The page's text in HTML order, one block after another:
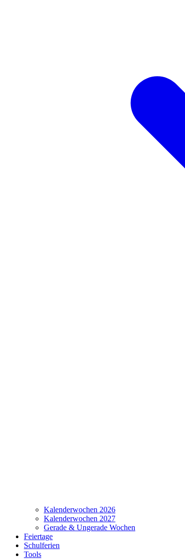
Kalenderwochen 2026
Kalenderwochen 2027
Gerade & Ungerade Wochen
Feiertage
Schulferien
Tools